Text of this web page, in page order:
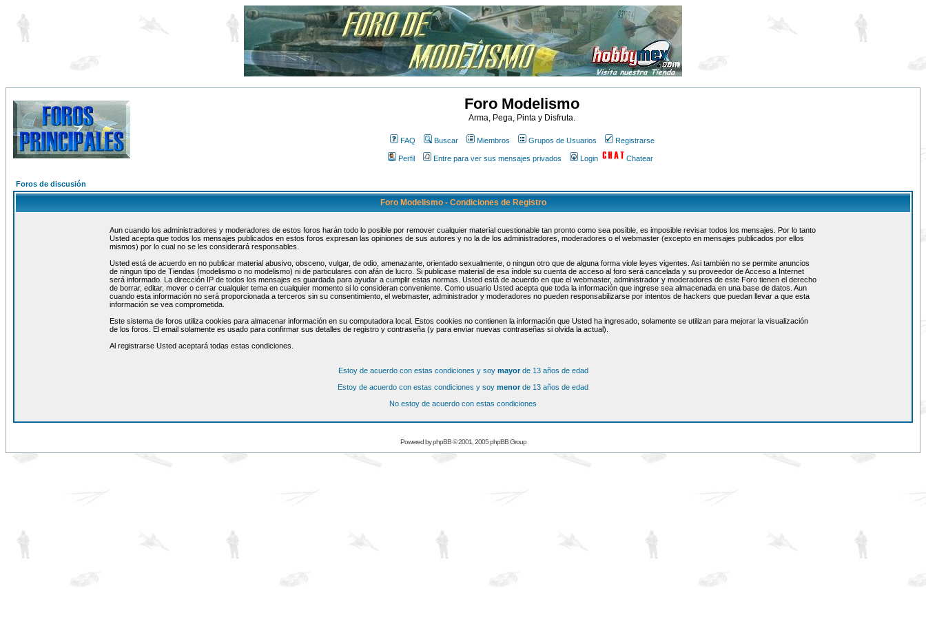
Foro Modelismo
Arma, Pega, Pinta y Disfruta.
FAQ Buscar Miembros Grupos de Usuarios Registrarse
Perfil Entre para ver sus mensajes privados Login Chatear
Foros de discusión
Foro Modelismo - Condiciones de Registro
Aun cuando los administradores y moderadores de estos foros harán todo lo posible por remover cualquier material cuestionable tan pronto como sea posible, es imposible revisar todos los mensajes. Por lo tanto
Usted acepta que todos los mensajes publicados en estos foros expresan las opiniones de sus autores y no la de los administradores, moderadores o el webmaster (excepto en mensajes publicados por ellos
mismos) por lo cual no se les considerará responsables.
Usted está de acuerdo en no publicar material abusivo, obsceno, vulgar, de odio, amenazante, orientado sexualmente, o ningun otro que de alguna forma viole leyes vigentes. Asi también no se permite anuncios
de ningun tipo de Tiendas (modelismo o no modelismo) ni de particulares con afán de lucro. Si publicase material de esa índole su cuenta de acceso al foro será cancelada y su proveedor de Acceso a Internet
será informado. La dirección IP de todos los mensajes es guardada para ayudar a cumplir estas normas. Usted está de acuerdo en que el webmaster, administrador y moderadores de este Foro tienen el derecho
de borrar, editar, mover o cerrar cualquier tema en cualquier momento si lo consideran conveniente. Como usuario Usted acepta que toda la información que ingrese sea almacenada en una base de datos. Aun
cuando esta información no será proporcionada a terceros sin su consentimiento, el webmaster, administrador y moderadores no pueden responsabilizarse por intentos de hackers que puedan llevar a que esta
información se vea comprometida.
Este sistema de foros utiliza cookies para almacenar información en su computadora local. Estos cookies no contienen la información que Usted ha ingresado, solamente se utilizan para mejorar la visualización
de los foros. El email solamente es usado para confirmar sus detalles de registro y contraseña (y para enviar nuevas contraseñas si olvida la actual).
Al registrarse Usted aceptará todas estas condiciones.
Estoy de acuerdo con estas condiciones y soy mayorde 13 años de edad
Estoy de acuerdo con estas condiciones y soy menorde 13 años de edad
No estoy de acuerdo con estas condiciones
Powered byphpBB© 2001, 2005 phpBB Group